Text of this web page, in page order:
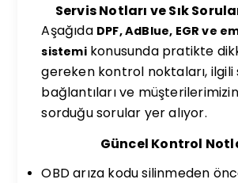
Servis Notları ve Sık
Aşağıda DPF, AdBlue, EGR ve
sistemikonusunda pratikte
gereken kontrol noktaları, ilgili
bağlantıları ve müşterilerimizin
sorduğu sorular yer alıyor.
Güncel Kontrol
OBD arıza kodu silinmeden